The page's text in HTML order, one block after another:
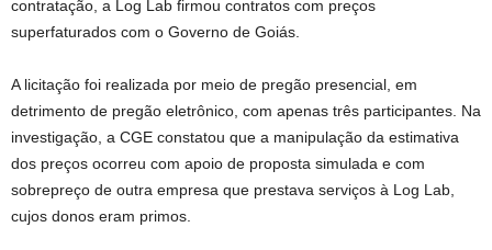
contratação, a Log Lab firmou contratos com preços
superfaturados com o Governo de Goiás.
A licitação foi realizada por meio de pregão presencial, em
detrimento de pregão eletrônico, com apenas três participantes. Na
investigação, a CGE constatou que a manipulação da estimativa
dos preços ocorreu com apoio de proposta simulada e com
sobrepreço de outra empresa que prestava serviços à Log Lab,
cujos donos eram primos.